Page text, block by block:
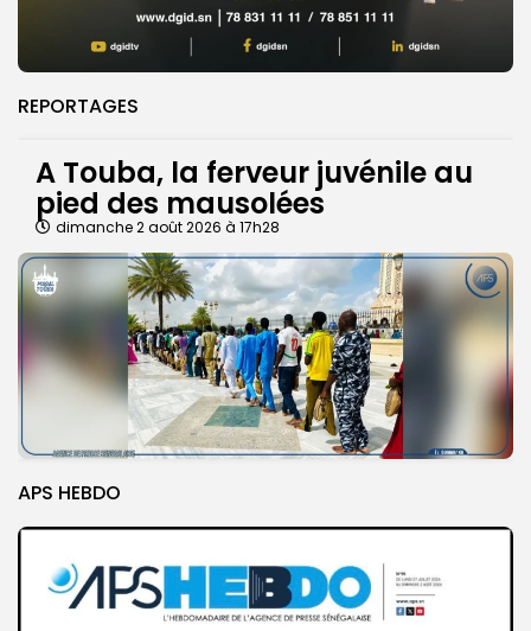
REPORTAGES
A Touba, la ferveur juvénile au
pied des mausolées
dimanche 2 août 2026 à 17h28
APS HEBDO